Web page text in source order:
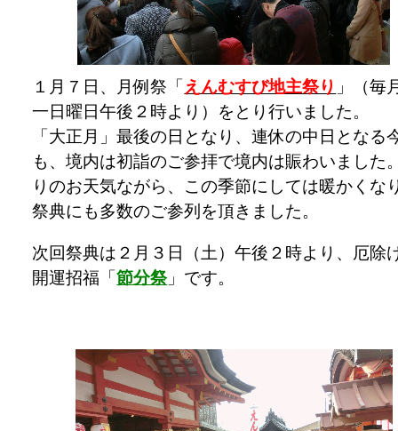
１月７日、月例祭「 えんむすび地主祭り 」（毎
一日曜日午後２時より）をとり行いました。
「大正月」最後の日となり、連休の中日となる
も、境内は初詣のご参拝で境内は賑わいました
りのお天気ながら、この季節にしては暖かくな
祭典にも多数のご参列を頂きました。
次回祭典は２月３日（土）午後２時より、厄除
開運招福「節分祭」です。